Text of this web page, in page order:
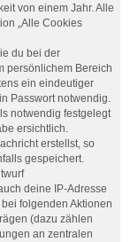
von einem Jahr. Alle
„Alle Cookies
du bei der
persönlichem Bereich
ein eindeutiger
Passwort notwendig.
notwendig festgelegt
ersichtlich.
erstellst, so
gespeichert.
deine IP-Adresse
folgenden Aktionen
(dazu zählen
an zentralen